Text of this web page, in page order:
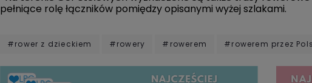
pełniące rolę łączników pomiędzy opisanymi wyżej szlakami.
#rower z dzieckiem #rowery #rowerem #rowerem przez